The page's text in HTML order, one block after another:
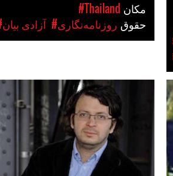
#Thailand
#آزادی بیان #روزنامه‌نگاری